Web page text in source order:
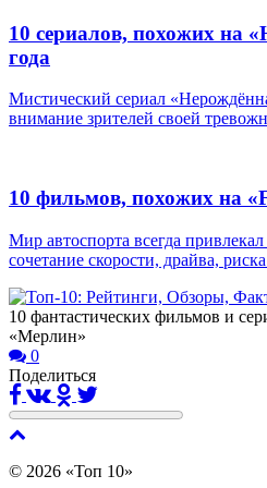
10 сериалов, похожих на
года
Мистический сериал
внимание зрителей своей
10 фильмов, похожих на
Мир автоспорта всегда
сочетание скорости, драйва,
10 фантастических фильмов и
«Мерлин»
0
Поделиться
© 2026 «Топ 10»